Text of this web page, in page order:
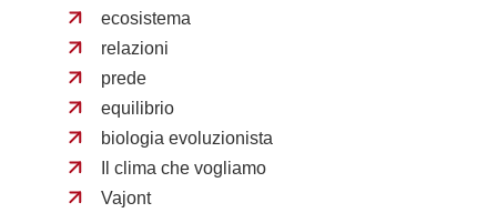
ecosistema
relazioni
prede
equilibrio
biologia evoluzionista
Il clima che vogliamo
Vajont